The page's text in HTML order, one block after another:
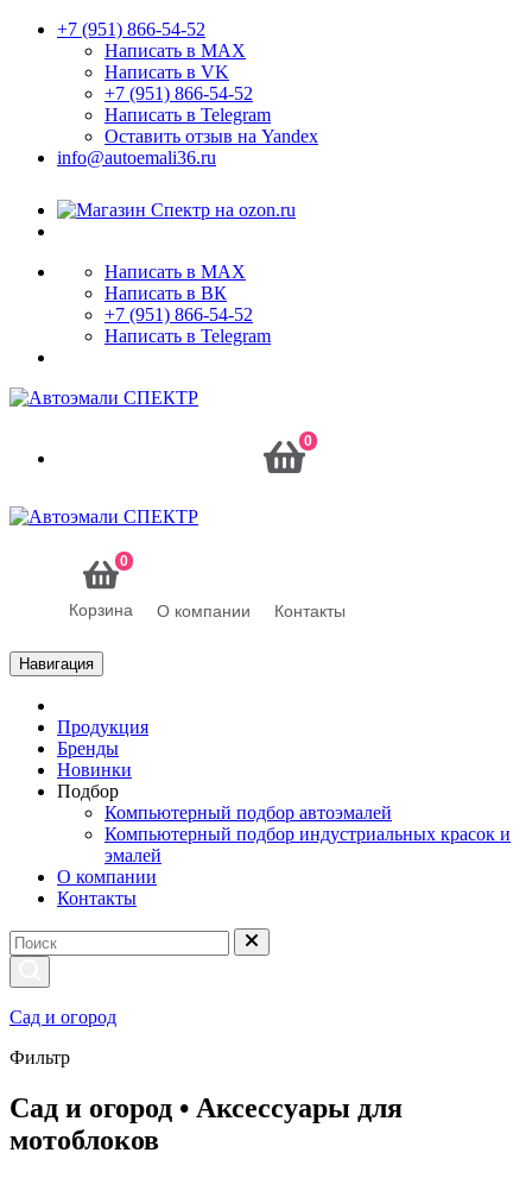
+7 (951) 866-54-52
Написать в MAX
Написать в VK
+7 (951) 866-54-52
Написать в Telegram
Оставить отзыв на Yandex
info@autoemali36.ru
Написать в MAX
Написать в ВК
+7 (951) 866-54-52
Написать в Telegram
0
0
Корзина О компании Контакты
Навигация
Продукция
Бренды
Новинки
Подбор
Компьютерный подбор автоэмалей
Компьютерный подбор индустриальных красок и
эмалей
О компании
Контакты
Сад и огород
Фильтр
Сад и огород • Аксессуары для
мотоблоков